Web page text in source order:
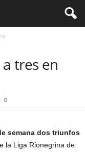
tres en
0
semana dos triunfos
la Liga Rionegrina de